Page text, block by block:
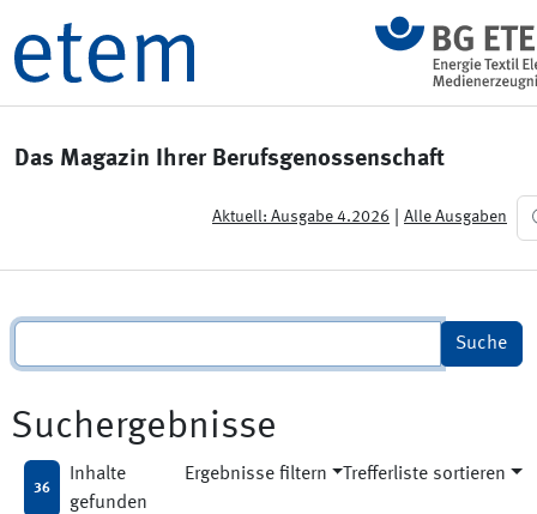
Das Magazin Ihrer Berufsgenossenschaft
Aktuell: Ausgabe 4.2026 Alle Ausgaben
Suchergebnisse
36
Inhalte
gefunden
Ergebnisse filtern Trefferliste sortieren